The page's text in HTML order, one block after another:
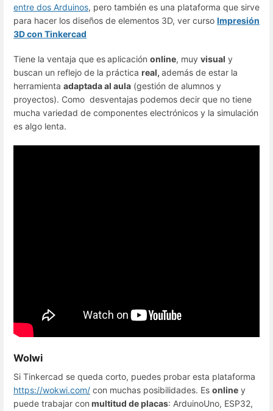
entre dos Arduinos, pero también es una plataforma que sirve
para hacer los diseños de elementos 3D, ver curso Impresión
3D con Tinkercad
Tiene la ventaja que esaplicación online, muy visual y
buscan un reflejo de la práctica real, además de estar la
herramienta adaptada al aula (gestión de alumnos y
proyectos). Como desventajas podemos decir que no tiene
mucha variedad de componentes electrónicos y la simulación
es algo lenta.
Wolwi
Si Tinkercad se queda corto, puedes probar esta plataforma
https://wokwi.com/ con muchas posibilidades. Es online y
puede trabajar con multitud de placas: ArduinoUno, ESP32,